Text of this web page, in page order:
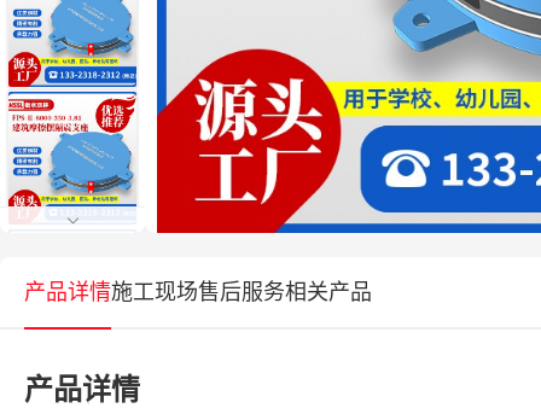
产品详情施工现场售后服务相关产品
产品详情